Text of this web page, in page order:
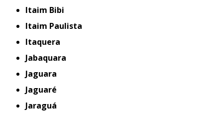
Itaim Bibi
Itaim Paulista
Itaquera
Jabaquara
Jaguara
Jaguaré
Jaraguá